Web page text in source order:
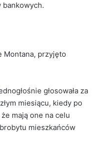
Montana, przyjęto
głosowała za
miesiącu, kiedy po
mają one na celu
mieszkańców